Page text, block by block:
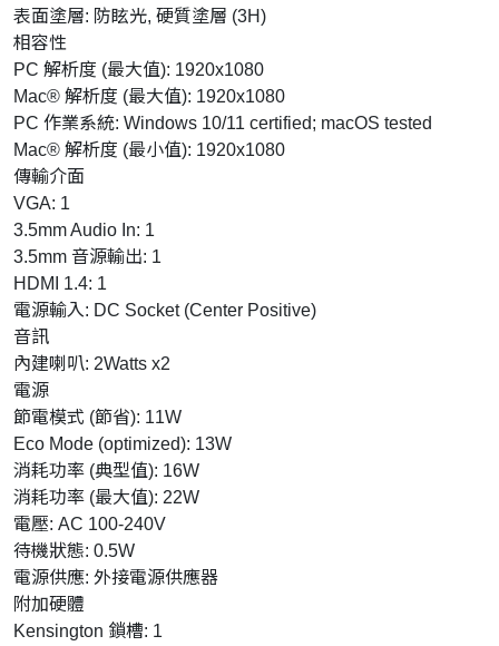
表面塗層: 防眩光, 硬質塗層 (3H)
相容性
PC 解析度 (最大值): 1920x1080
Mac® 解析度 (最大值): 1920x1080
PC 作業系統: Windows 10/11 certified; macOS tested
Mac® 解析度 (最小值): 1920x1080
傳輸介面
VGA: 1
3.5mm Audio In: 1
3.5mm 音源輸出: 1
HDMI 1.4: 1
電源輸入: DC Socket (Center Positive)
音訊
內建喇叭: 2Watts x2
電源
節電模式 (節省): 11W
Eco Mode (optimized): 13W
消耗功率 (典型值): 16W
消耗功率 (最大值): 22W
電壓: AC 100-240V
待機狀態: 0.5W
電源供應: 外接電源供應器
附加硬體
Kensington 鎖槽: 1